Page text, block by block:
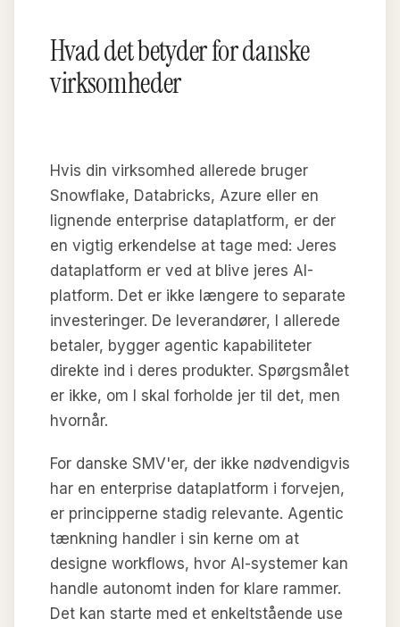
Hvad det betyder for danske
virksomheder
Hvis din virksomhed allerede bruger
Snowflake, Databricks, Azure eller en
lignende enterprise dataplatform, er der
en vigtig erkendelse at tage med: Jeres
dataplatform er ved at blive jeres AI-
platform. Det er ikke længere to separate
investeringer. De leverandører, I allerede
betaler, bygger agentic kapabiliteter
direkte ind i deres produkter. Spørgsmålet
er ikke, om I skal forholde jer til det, men
hvornår.
For danske SMV'er, der ikke nødvendigvis
har en enterprise dataplatform i forvejen,
er principperne stadig relevante. Agentic
tænkning handler i sin kerne om at
designe workflows, hvor AI-systemer kan
handle autonomt inden for klare rammer.
Det kan starte med et enkeltstående use